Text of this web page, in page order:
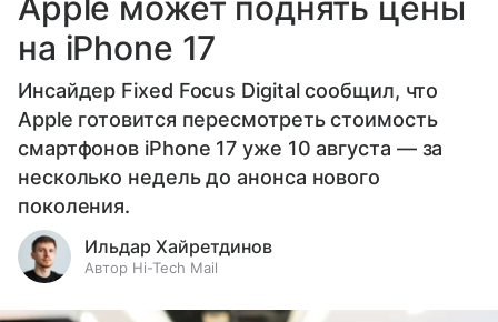
на iPhone 17
Инсайдер Fixed Focus Digital сообщил, что
Apple готовится пересмотреть стоимость
смартфонов iPhone 17 уже 10 августа — за
несколько недель до анонса нового
поколения.
Ильдар Хайретдинов
Автор Hi-Tech Mail